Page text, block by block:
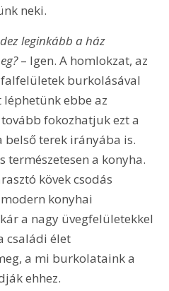
neki.
leginkább a ház
– Igen. A homlokzat, az
burkolásával
ebbe az
fokozhatjuk ezt a
terek irányába is.
természetesen a konyha.
kövek csodás
konyhai
a nagy üvegfelületekkel
családi élet
a mi burkolataink a
ehhez.